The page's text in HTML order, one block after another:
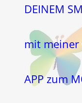
DEINEM
mit meiner
APP zum